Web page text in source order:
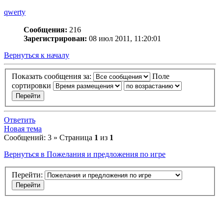
qwerty
Сообщения: 216
Зарегистрирован: 08 июл 2011, 11:20:01
Вернуться к началу
Показать сообщения за:
Поле
сортировки
Ответить
Новая тема
Сообщений: 3 » Страница 1 из 1
Вернуться в Пожелания и предложения по игре
Перейти: